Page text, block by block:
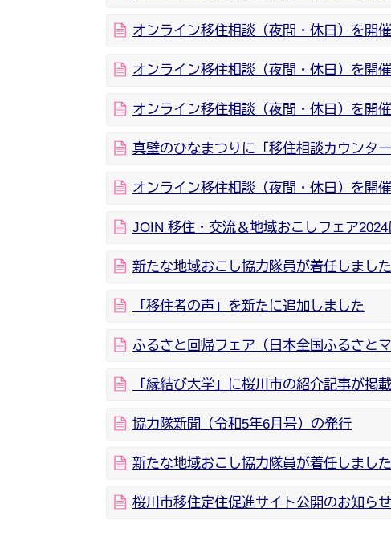
オンライン移住相談（夜間・休日）を開
オンライン移住相談（夜間・休日）を開
オンライン移住相談（夜間・休日）を開
真壁のひなまつりに「移住相談カウンタ
オンライン移住相談（夜間・休日）を開
JOIN 移住・交流＆地域おこしフェア2024
新たな地域おこし協力隊員が着任しました
「移住者の声」を新たに追加しました
ふるさと回帰フェア（日本全国ふるさと
「縁結び大学」に桜川市の紹介記事が掲
協力隊新聞（令和5年6月号）の発行
新たな地域おこし協力隊員が着任しました
桜川市移住定住促進サイト公開のお知らせ